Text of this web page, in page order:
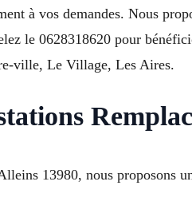
à vos demandes. Nous
le 0628318620 pour
ville, Le Village, Les Aires.
13980, nous proposons